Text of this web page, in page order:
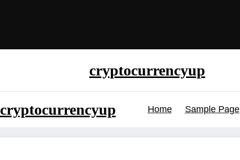
cryptocurrencyup
cryptocurrencyup Home Sample Page